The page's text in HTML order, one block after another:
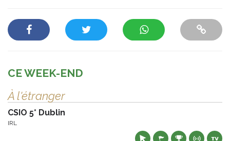
CE WEEK-END
À l'étranger
CSIO 5* Dublin
IRL